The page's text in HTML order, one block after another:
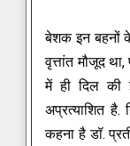
बेशक इन बहनों के
वृत्तांत मौजूद
में ही दिल की
अप्रत्याशित है.
कहना है डॉ.